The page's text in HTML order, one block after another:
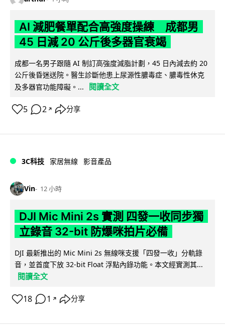
AI 減肥餐單配合高強度操練 成都男
45 日減 20 公斤後多器官衰竭
成都一名男子跟隨 AI 制訂高強度減脂計劃，45 日內減去約 20
公斤後昏迷送院。醫生診斷他患上尿源性膿毒症、膿毒性休克
及多器官功能障礙。...
閱讀全文
5 2 ↗ 分享
3C科技 家居無線 影音產品
Vin 12 小時
DJI Mic Mini 2s 實測 四發一收同步獨
立錄音 32-bit 防爆咪拍片必備
DJI 最新推出的 Mic Mini 2s 無線咪支援「四發一收」分軌錄
音，並首度下放 32-bit Float 浮點內錄功能。本文經實測其...
閱讀全文
18 1 ↗ 分享